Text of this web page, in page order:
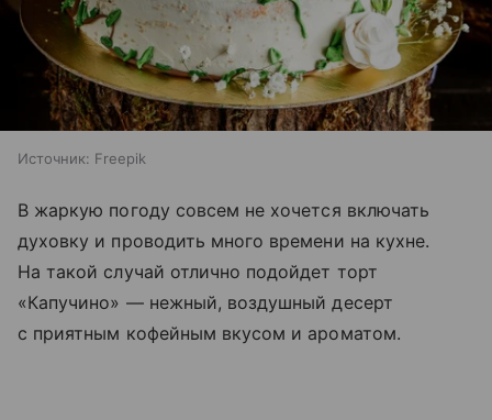
Источник: Freepik
В жаркую погоду совсем не хочется включать
духовку и проводить много времени на кухне.
На такой случай отлично подойдет торт
«Капучино» — нежный, воздушный десерт
с приятным кофейным вкусом и ароматом.